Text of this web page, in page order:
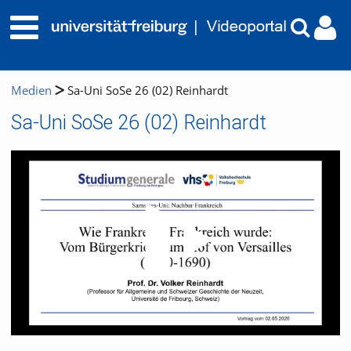
Medien Sa-Uni SoSe 26 (02) Reinhardt
Sa-Uni SoSe 26 (02) Reinhardt